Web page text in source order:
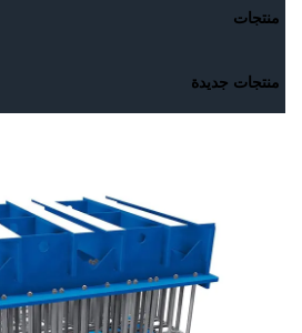
منتجات
منتجات جديدة